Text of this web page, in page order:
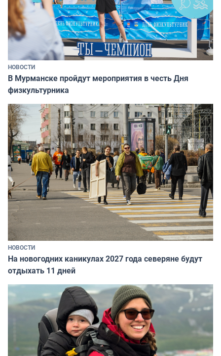
НОВОСТИ
В Мурманске пройдут мероприятия в честь Дня
физкультурника
НОВОСТИ
На новогодних каникулах 2027 года северяне будут
отдыхать 11 дней